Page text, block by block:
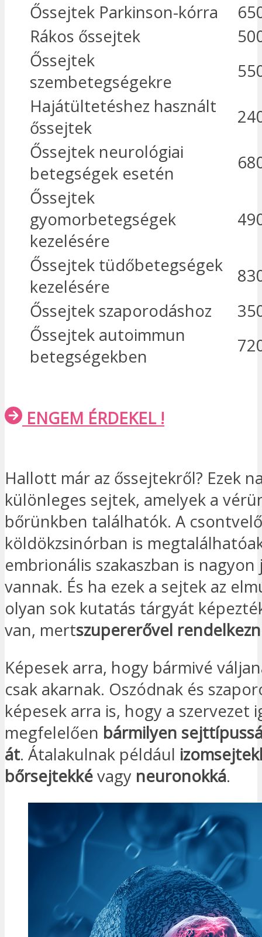
Őssejtek Parkinson-kórra
Rákos őssejtek
Őssejtek
szembetegségekre
Hajátültetéshez használt
őssejtek
Őssejtek neurológiai
betegségek esetén
Őssejtek
gyomorbetegségek
kezelésére
Őssejtek tüdőbetegségek
kezelésére
Őssejtek szaporodáshoz
Őssejtek autoimmun
betegségekben
ENGEM ÉRDEKEL !
Hallott már az őssejtekről? Ezek
különleges sejtek, amelyek a
bőrünkben találhatók. A
köldökzsinórban is
embrionális szakaszban is nagyon
vannak. És ha ezek a sejtek az
olyan sok kutatás tárgyát
van, mertszupererővel
Képesek arra, hogy bármivé
csak akarnak. Oszódnak és
képesek arra is, hogy a szervezet
megfelelően bármilyen
át. Átalakulnak például
bőrsejtekkévagy neuronokká.